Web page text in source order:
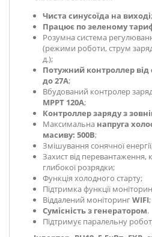
Чиста синусоїда на виході;
Працює по зеленому
Розумна система
(режими роботи, струм
д.);
Потужний контроллер
до 27А;
Вбудований контролер
MPPT 120A;
Контроллер заряду з
Максимальна напруга
масиву: 500В;
Змішування сонячної
Захист від перевантаження,
глибокої розрядки;
Функція холодного старту;
Підтримка функції
Віддалений моніторингWIFI;
Сумісність з генератором.
Підтримує паралельну